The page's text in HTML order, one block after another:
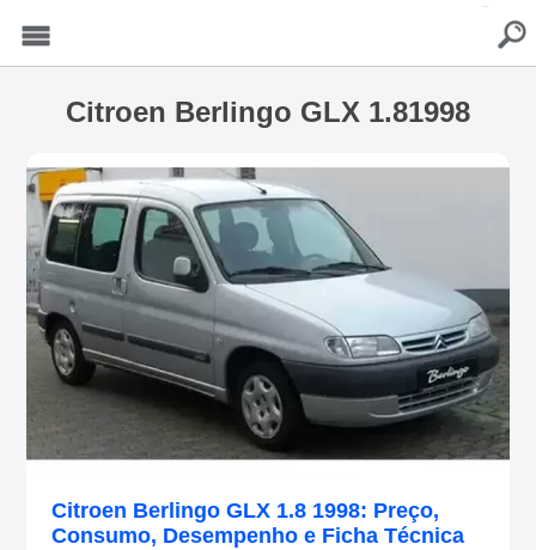
Citroen Berlingo GLX 1.81998
Citroen Berlingo GLX 1.8 1998: Preço,
Consumo, Desempenho e Ficha Técnica